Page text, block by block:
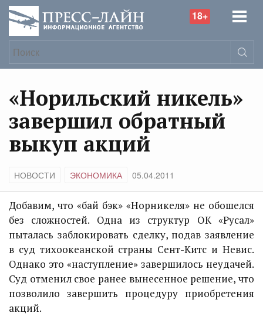
18+
«Норильский никель»
завершил обратный
выкуп акций
НОВОСТИ ЭКОНОМИКА 05.04.2011
Добавим, что «бай бэк» «Норникеля» не обошелся
без сложностей. Одна из структур ОК «Русал»
пыталась заблокировать сделку, подав заявление
в суд тихоокеанской страны Сент-Китс и Невис.
Однако это «наступление» завершилось неудачей.
Суд отменил свое ранее вынесенное решение, что
позволило завершить процедуру приобретения
акций.